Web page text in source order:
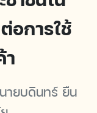
อการใช้
ายบดินทร์ ยืน